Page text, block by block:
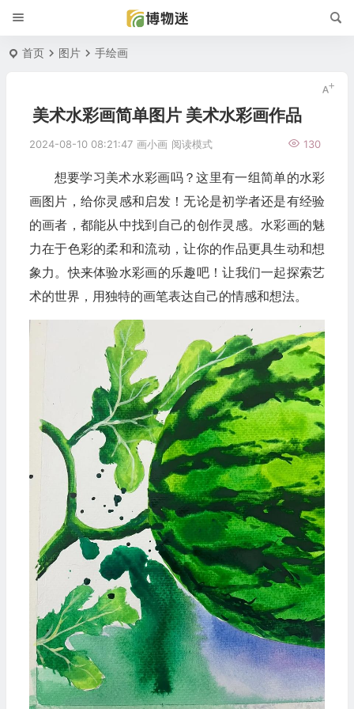
首页 图片 手绘画
美术水彩画简单图片 美术水彩画作品
2024-08-10 08:21:47 画小画 130
阅读模式
想要学习美术水彩画吗？这里有一组简单的水彩
画图片，给你灵感和启发！无论是初学者还是有经验
的画者，都能从中找到自己的创作灵感。水彩画的魅
力在于色彩的柔和和流动，让你的作品更具生动和想
象力。快来体验水彩画的乐趣吧！让我们一起探索艺
术的世界，用独特的画笔表达自己的情感和想法。